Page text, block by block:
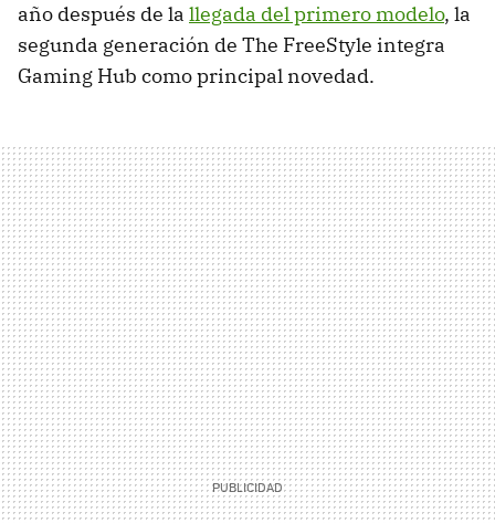
año después de la llegada del primero modelo, la
segunda generación de The FreeStyle integra
Gaming Hub como principal novedad.